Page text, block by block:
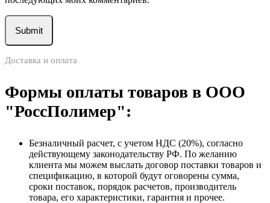
Доставка и оплата
Формы оплаты товаров в ООО
"РоссПолимер":
Безналичный расчет, с учетом НДС (20%), согласно
действующему законодательству РФ. По желанию
клиента мы можем выслать договор поставки товаров и
спецификацию, в которой будут оговорены сумма,
сроки поставок, порядок расчетов, производитель
товара, его характеристики, гарантия и прочее.